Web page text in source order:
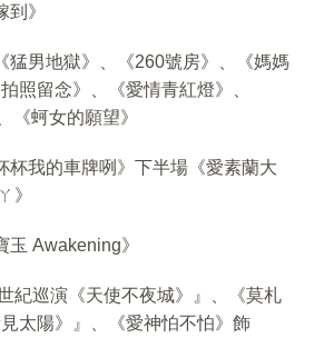
》
猛男地獄》、《260號房》、《媽媽
照留念》、《愛情青紅燈》、
《蚵女的願望》
杯我的車牌咧》下半場《愛素蘭大
》
Awakening》
紀巡演《天使不夜城》』、《莫札
太陽》』、《愛神怕不怕》飾